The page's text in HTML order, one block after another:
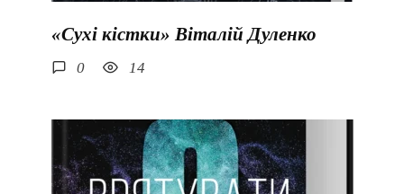
«Сухі кістки» Віталій Дуленко
0 14